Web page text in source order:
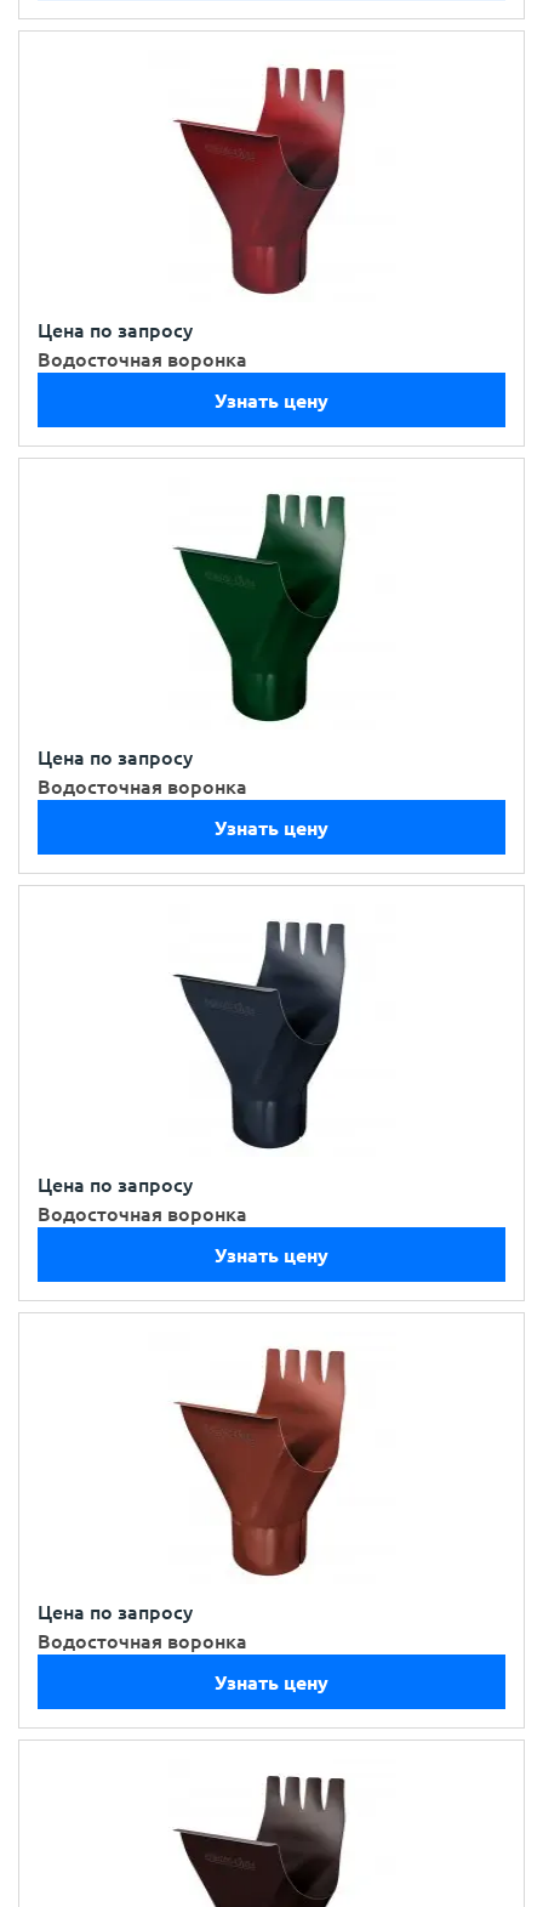
Цена по запросу
Водосточная воронка
Узнать цену
Цена по запросу
Водосточная воронка
Узнать цену
Цена по запросу
Водосточная воронка
Узнать цену
Цена по запросу
Водосточная воронка
Узнать цену